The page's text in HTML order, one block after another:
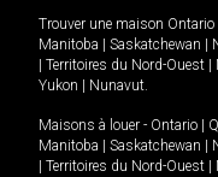
Trouver une maison Ontario
Manitoba
Saskatchewan
Territoires du Nord-Ouest
Yukon
Nunavut.
Maisons à louer - Ontario
Manitoba
Saskatchewan
Territoires du Nord-Ouest